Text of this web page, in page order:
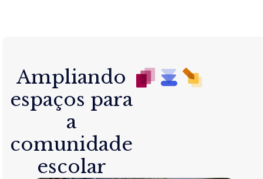
Ampliando
espaços para
a
comunidade
escolar